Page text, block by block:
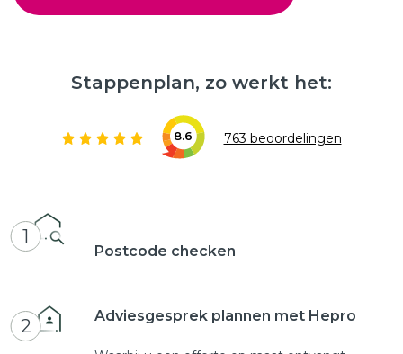
Stappenplan, zo werkt het:
8.6 763 beoordelingen
1
Postcode checken
2 Adviesgesprek plannen met Hepro